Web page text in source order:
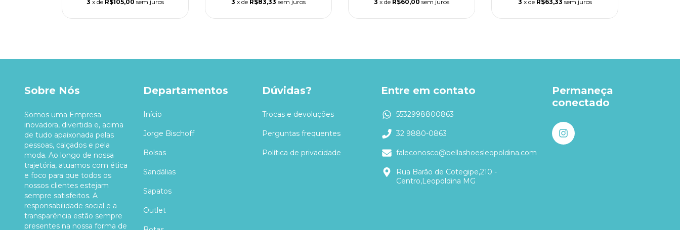
3 x de R$105,00 sem juros 3 x de R$83,33 sem juros 3 x de R$60,00 sem juros 3 x de R$63,33 sem juros
Sobre Nós
Somos uma Empresa
inovadora, divertida e, acima
de tudo apaixonada pelas
pessoas, calçados e pela
moda. Ao longo de nossa
trajetória, atuamos com ética
e foco para que todos os
nossos clientes estejam
sempre satisfeitos. A
responsabilidade social e a
transparência estão sempre
presentes na nossa forma de
Departamentos
Início
Jorge Bischoff
Bolsas
Sandálias
Sapatos
Outlet
Dúvidas?
Trocas e devoluções
Perguntas frequentes
Política de privacidade
Entre em contato
5532998800863
32 9880-0863
faleconosco@bellashoesleopoldina.com
Rua Barão de Cotegipe,210 -
Centro,Leopoldina MG
Permaneça
conectado